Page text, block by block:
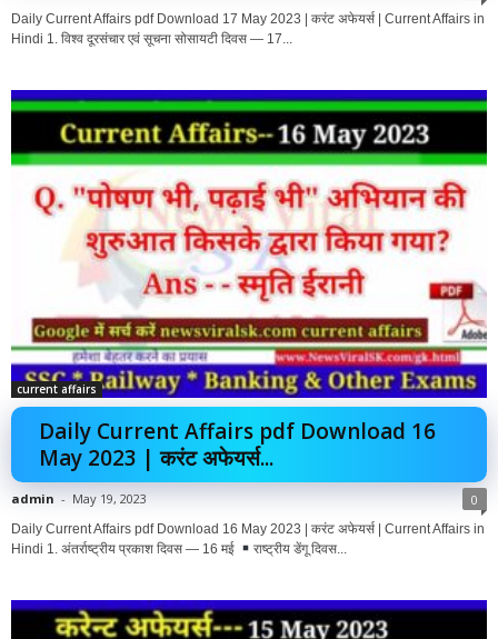
Daily Current Affairs pdf Download 17 May 2023 | करंट अफेयर्स | Current Affairs in
Hindi 1. विश्व दूरसंचार एवं सूचना सोसायटी दिवस — 17...
current affairs
Daily Current Affairs pdf Download 16
May 2023 | करंट अफेयर्स...
admin - May 19, 2023 0
Daily Current Affairs pdf Download 16 May 2023 | करंट अफेयर्स | Current Affairs in
Hindi 1. अंतर्राष्ट्रीय प्रकाश दिवस — 16 मई
राष्ट्रीय डेंगू दिवस...